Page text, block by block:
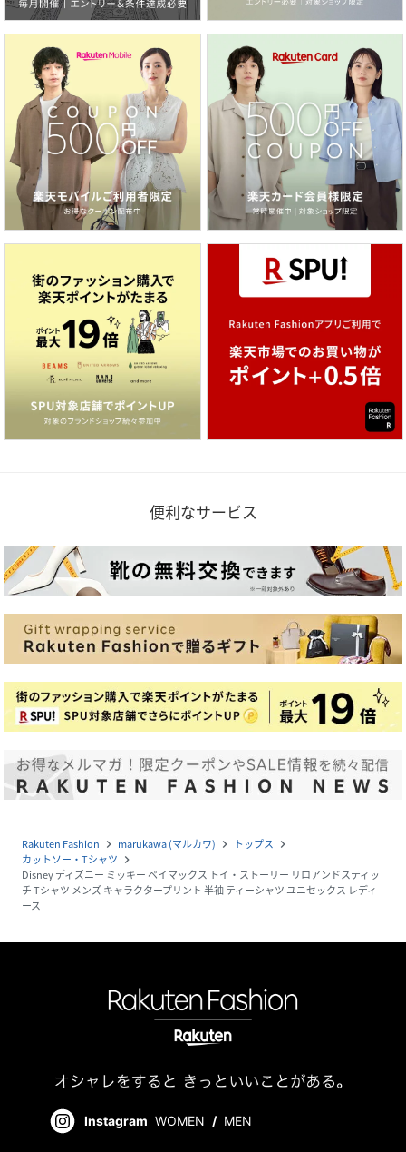
便利なサービス
Rakuten Fashion navigate_next marukawa (マルカワ) navigate_next トップス navigate_next
カットソー・Tシャツ navigate_next
Disney ディズニー ミッキー ベイマックス トイ・ストーリー リロアンドスティッ
チ Tシャツ メンズ キャラクタープリント 半袖 ティーシャツ ユニセックス レディ
ース
Instagram WOMEN / MEN